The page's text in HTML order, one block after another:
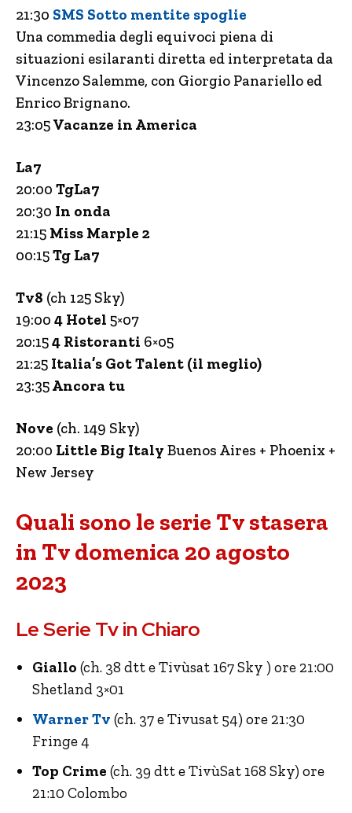
21:30 SMS Sotto mentite spoglie
Una commedia degli equivoci piena di
situazioni esilaranti diretta ed interpretata da
Vincenzo Salemme, con Giorgio Panariello ed
Enrico Brignano.
23:05Vacanze in America
La7
20:00 TgLa7
20:30 In onda
21:15 Miss Marple 2
00:15Tg La7
Tv8 (ch 125 Sky)
19:00 4 Hotel 5×07
20:154 Ristoranti 6×05
21:25 Italia’s Got Talent (il meglio)
23:35Ancora tu
Nove (ch. 149 Sky)
20:00 Little Big Italy Buenos Aires + Phoenix +
New Jersey
Quali sono le serie Tv stasera
in Tv domenica 20 agosto
2023
Le Serie Tv in Chiaro
Giallo (ch. 38 dtt e Tivùsat 167 Sky ) ore 21:00
Shetland 3×01
Warner Tv (ch. 37 e Tivusat 54) ore 21:30
Fringe 4
Top Crime (ch. 39 dtt e TivùSat 168 Sky) ore
21:10 Colombo